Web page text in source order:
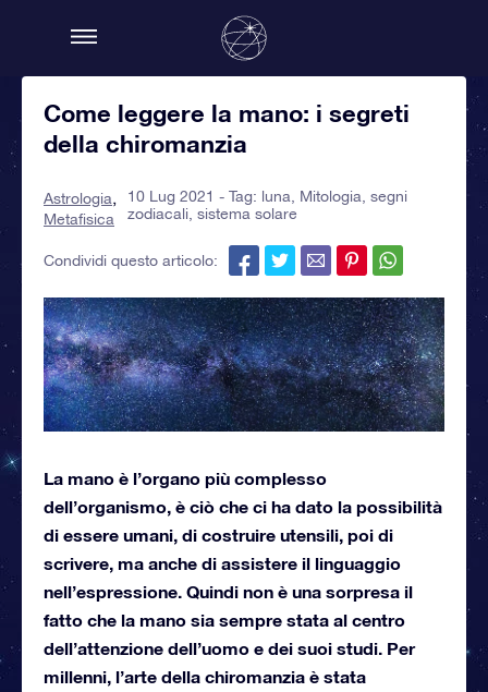
Come leggere la mano: i segreti
della chiromanzia
Astrologia
Metafisica
10 Lug 2021 - Tag: luna Mitologia segni
zodiacali sistema solare
Condividi questo articolo:
La mano è l’organo più complesso
dell’organismo, è ciò che ci ha dato la possibilità
di essere umani, di costruire utensili, poi di
scrivere, ma anche di assistere il linguaggio
nell’espressione. Quindi non è una sorpresa il
fatto che la mano sia sempre stata al centro
dell’attenzione dell’uomo e dei suoi studi. Per
millenni, l’arte della chiromanzia è stata